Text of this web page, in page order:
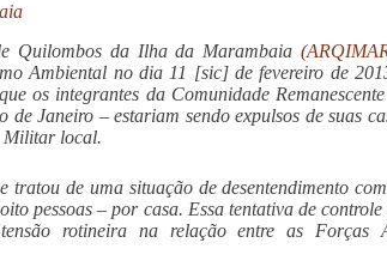
Quilombos da Ilha da Marambaia
Ambiental no dia 11 [sic] de fevereiro de
os integrantes da Comunidade
Janeiro – estariam sendo expulsos de suas
Militar local.
tratou de uma situação de desentendimento
pessoas – por casa. Essa tentativa de controle
rotineira na relação entre as Forças